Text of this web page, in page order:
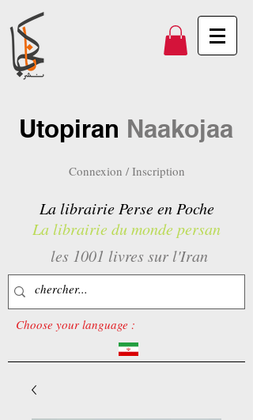
Utopiran Naakojaa
Connexion / Inscription
La librairie Perse en Poche
La librairie du monde persan
les 1001 livres sur l'Iran
Choose your language :